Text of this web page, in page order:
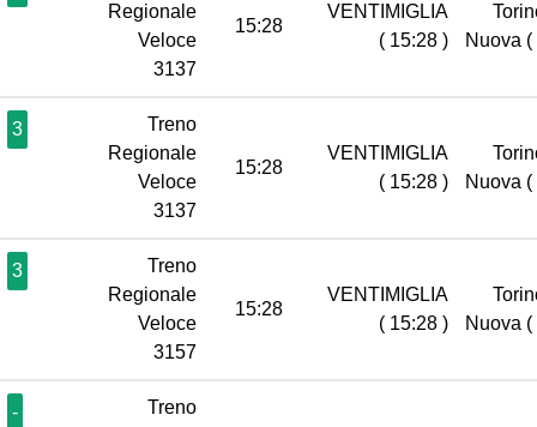
Regionale
Veloce
3137
15:28
VENTIMIGLIA
( 15:28 )
Nuova (
3
Treno
Regionale
Veloce
3137
15:28
VENTIMIGLIA
( 15:28 )
Nuova (
3
Treno
Regionale
Veloce
3157
15:28
VENTIMIGLIA
( 15:28 )
Nuova (
-
Treno